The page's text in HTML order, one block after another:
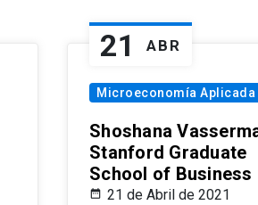
21 ABR
Microeconomía Aplicada
Shoshana
Stanford Graduate
School of Business
21 de Abril de 2021